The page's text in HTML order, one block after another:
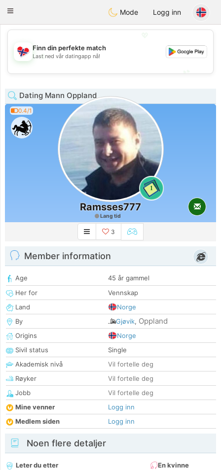
EkteNordmenn
Toggle
Mode Logg inn
💖
💕
Finn din perfekte match
Last ned vår datingapp nå!
Dating Mann Oppland
0.4/1
1
Ramsses777
Lang tid
3
Member information
Age
45 år gammel
Her for
Vennskap
Land
Norge
By
Gjøvik, Oppland
Origins
Norge
Sivil status
Single
Akademisk nivå
Vil fortelle deg
Røyker
Vil fortelle deg
Jobb
Vil fortelle deg
Mine venner
Logg inn
Medlem siden
Logg inn
Noen flere detaljer
Leter du etter
En kvinne